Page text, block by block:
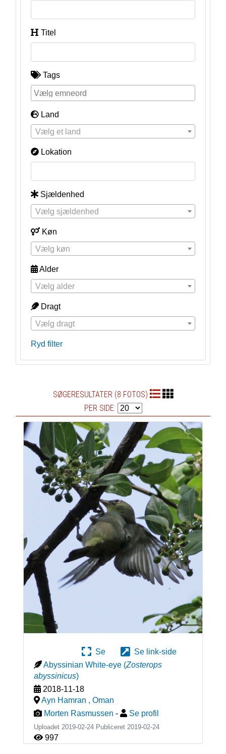
Titel
Tags
Land
Vælg et land
Lokation
Sjældenhed
Vælg sjældenhed
Køn
Vælg køn
Alder
Vælg alder
Dragt
Vælg dragt
Ryd filter
SØGERESULTATER (8 FOTOS)
PER SIDE:
Se
Se link-side
Abyssinian White-eye (Zosterops
abyssinicus)
2018-11-18
Ayn Hamran , Oman
Morten Rasmussen - Se profil
Uploadet 2019-02-24 Publiceret 2019-02-24
997